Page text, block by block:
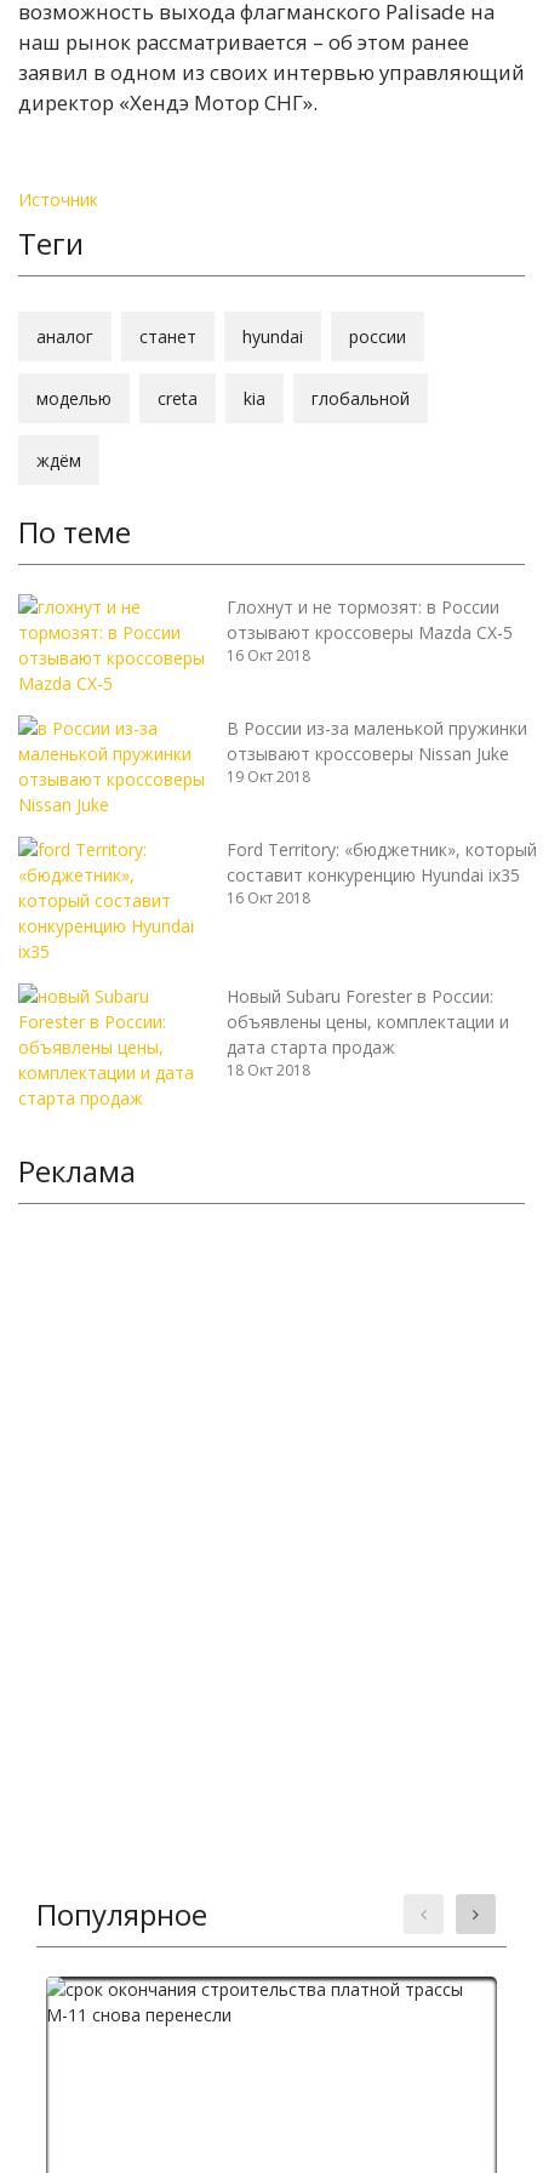
возможность выхода флагманского Palisade на
наш рынок рассматривается – об этом ранее
заявил в одном из своих интервью управляющий
директор «Хендэ Мотор СНГ».
Источник
Теги
аналог станет hyundai россии
моделью creta kia глобальной
ждём
По теме
Глохнут и не тормозят: в России
отзывают кроссоверы Mazda СX-5
16 Окт 2018
В России из-за маленькой пружинки
отзывают кроссоверы Nissan Juke
19 Окт 2018
Ford Territory: «бюджетник», который
составит конкуренцию Hyundai ix35
16 Окт 2018
Новый Subaru Forester в России:
объявлены цены, комплектации и
дата старта продаж
18 Окт 2018
Реклама
Популярное